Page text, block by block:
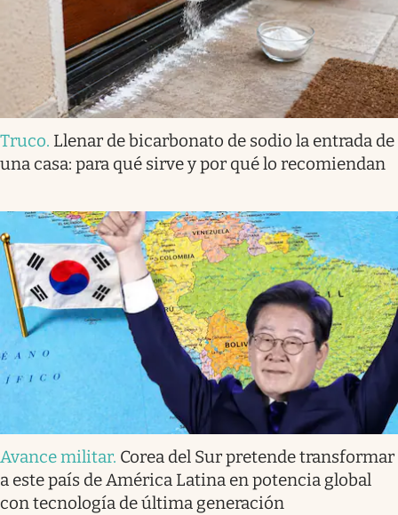
Truco. Llenar de bicarbonato de sodio la entrada de
una casa: para qué sirve y por qué lo recomiendan
Avance militar. Corea del Sur pretende transformar
a este país de América Latina en potencia global
con tecnología de última generación